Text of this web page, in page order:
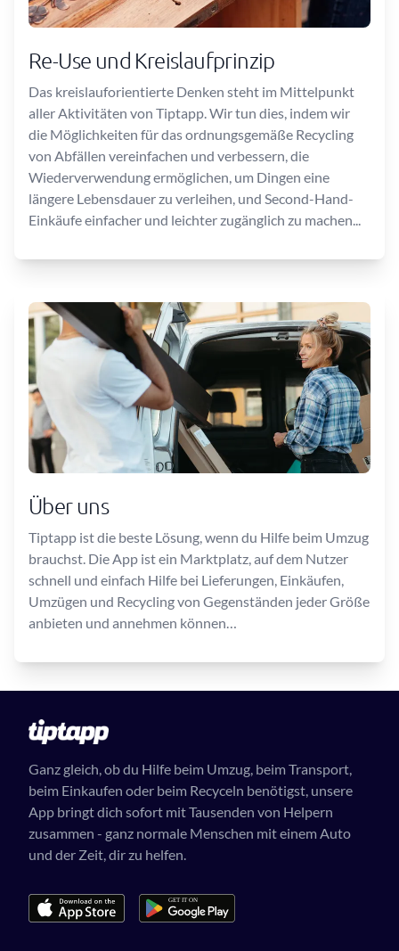
Re-Use und Kreislaufprinzip
Das kreislauforientierte Denken steht im Mittelpunkt
aller Aktivitäten von Tiptapp. Wir tun dies, indem wir
die Möglichkeiten für das ordnungsgemäße Recycling
von Abfällen vereinfachen und verbessern, die
Wiederverwendung ermöglichen, um Dingen eine
längere Lebensdauer zu verleihen, und Second-Hand-
Einkäufe einfacher und leichter zugänglich zu machen...
Über uns
Tiptapp ist die beste Lösung, wenn du Hilfe beim Umzug
brauchst. Die App ist ein Marktplatz, auf dem Nutzer
schnell und einfach Hilfe bei Lieferungen, Einkäufen,
Umzügen und Recycling von Gegenständen jeder Größe
anbieten und annehmen können…
Ganz gleich, ob du Hilfe beim Umzug, beim Transport,
beim Einkaufen oder beim Recyceln benötigst, unsere
App bringt dich sofort mit Tausenden von Helpern
zusammen - ganz normale Menschen mit einem Auto
und der Zeit, dir zu helfen.